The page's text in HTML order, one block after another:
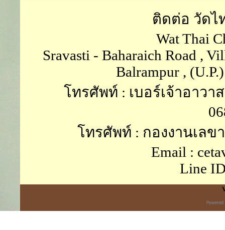
ติดต่อ วัดไ
Wat Thai
Sravasti - Baharaich Road ,
Balrampur ,
โทรศัพท์ : เบอร์เจ้าอาวา
โทรศัพท์ : กองงานเลข
Email :
Line